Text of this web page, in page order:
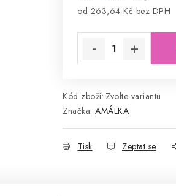
od 263,64 Kč bez DPH
Kód zboží: Zvolte variantu
Značka: AMÁLKA
Tisk Zeptat se